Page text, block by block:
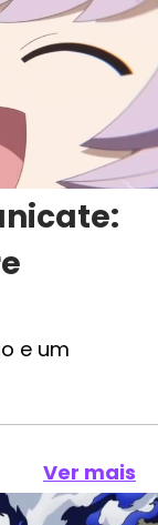
e um
Ver mais